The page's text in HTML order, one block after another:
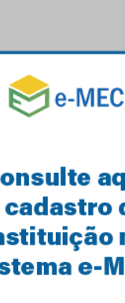
Mackenzie
solidária para
Minas Gerais
Primeiro culto do
27.02.2026